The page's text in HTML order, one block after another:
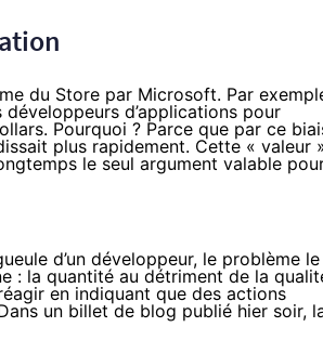
du Store par Microsoft. Par
d’applications pour
Pourquoi ? Parce que par ce
plus rapidement. Cette « valeur
le seul argument valable
d’un développeur, le problème le
: la quantité au détriment de la
en indiquant que des actions
un billet de blog publié hier soir,